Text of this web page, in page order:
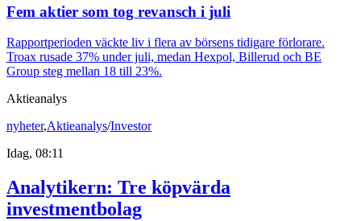
Fem aktier som tog revansch i juli
Rapportperioden väckte liv i flera av börsens tidigare förlorare.
Troax rusade 37% under juli, medan Hexpol, Billerud och BE
Group steg mellan 18 till 23%.
Aktieanalys
nyheter,Aktieanalys/Investor
Idag, 08:11
Analytikern: Tre köpvärda
investmentbolag